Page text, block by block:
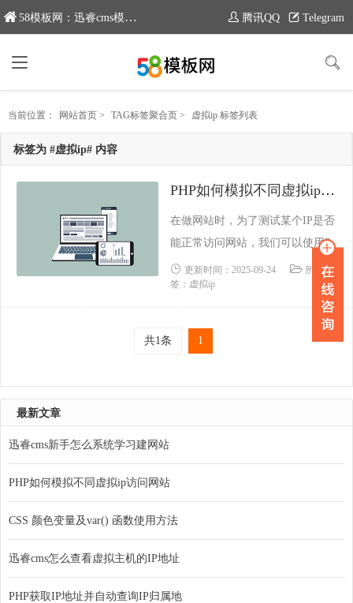
58模板网：迅睿cms模板专业分享平台，新域名：moban58.com 腾讯QQ Telegram
当前位置： 网站首页 > TAG标签聚合页 > 虚拟ip 标签列表
标签为 #虚拟ip# 内容
PHP如何模拟不同虚拟ip访问网站
在做网站时，为了测试某个IP是否
能正常访问网站，我们可以使用P
HP来模拟这个IP来访问网站，然
后来查看访问后的效果即可。那么
如何使用PHP来模拟不同虚拟ip访
问网站呢？方法很简单，只需要运
行以下的PHP代码即可。
更新时间：2025-09-24
所属标
签：虚拟ip
共1条 1
最新文章
迅睿cms新手怎么系统学习建网站
PHP如何模拟不同虚拟ip访问网站
CSS 颜色变量及var() 函数使用方法
迅睿cms怎么查看虚拟主机的IP地址
PHP获取IP地址并自动查询IP归属地